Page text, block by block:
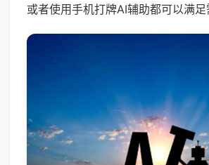
或者使用手机打牌AI辅助都可以满足